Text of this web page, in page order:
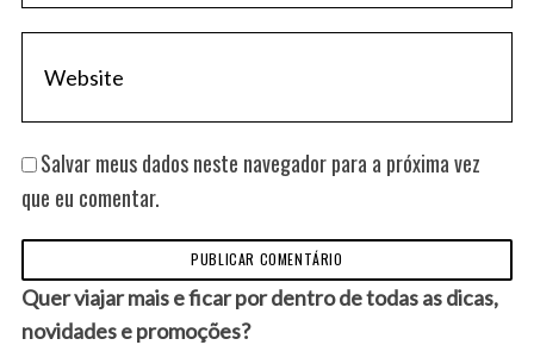
Salvar meus dados neste navegador para a próxima vez
que eu comentar.
Quer viajar mais e ficar por dentro de todas as dicas,
novidades e promoções?